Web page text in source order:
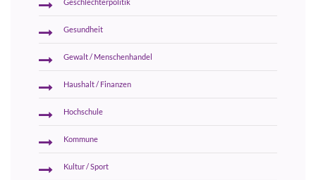
Geschlechterpolitik
Gesundheit
Gewalt / Menschenhandel
Haushalt / Finanzen
Hochschule
Kommune
Kultur / Sport